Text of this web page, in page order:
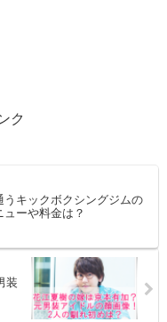
ク
うキックボクシングジムの
ーや料金は？
装